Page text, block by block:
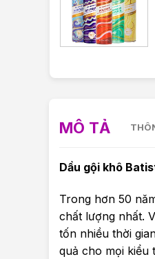
MÔ TẢ
Dầu gội khô
Trong hơn 50
chất lượng nhất.
tốn nhiều thời
quả cho mọi kiểu